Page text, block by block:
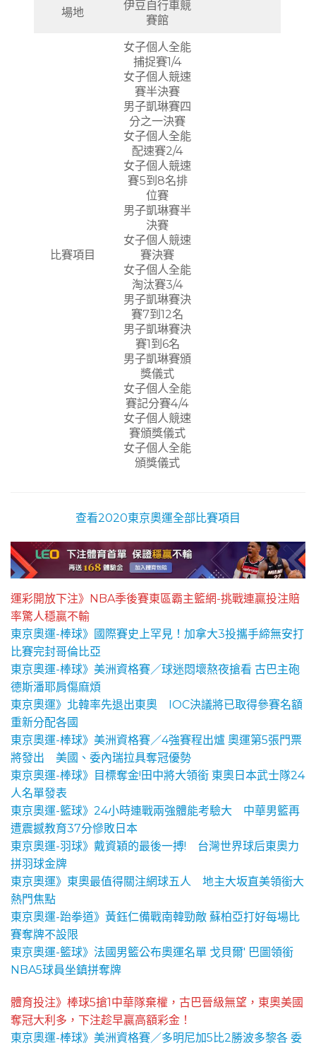
場地
伊豆自行車競
賽館
比賽項目
女子個人全能
捕捉賽1/4
女子個人競速
賽半決賽
男子凱琳賽四
分之一決賽
女子個人全能
配速賽2/4
女子個人競速
賽5到8名排
位賽
男子凱琳賽半
決賽
女子個人競速
賽決賽
女子個人全能
淘汰賽3/4
男子凱琳賽決
賽7到12名
男子凱琳賽決
賽1到6名
男子凱琳賽頒
獎儀式
女子個人全能
賽記分賽4/4
女子個人競速
賽頒獎儀式
女子個人全能
頒獎儀式
查看2020東京奧運全部比賽項目
運彩開放下注》NBA季後賽東區霸主籃網-挑戰連贏投注賠
率驚人穩贏不輸
東京奧運-棒球》國際賽史上罕見！加拿大3投攜手締無安打
比賽完封哥倫比亞
東京奧運-棒球》美洲資格賽／球迷悶壞熬夜搶看 古巴主砲
德斯潘耶肩傷麻煩
東京奧運》北韓率先退出東奧 IOC決議將已取得參賽名額
重新分配各國
東京奧運-棒球》美洲資格賽／4強賽程出爐 奧運第5張門票
將發出 美國、委內瑞拉具奪冠優勢
東京奧運-棒球》目標奪金!田中將大領銜 東奧日本武士隊24
人名單發表
東京奧運-籃球》24小時連戰兩強體能考驗大 中華男籃再
遭震撼教育37分慘敗日本
東京奧運-羽球》戴資穎的最後一搏! 台灣世界球后東奧力
拼羽球金牌
東京奧運》東奧最值得關注網球五人 地主大坂直美領銜大
熱門焦點
東京奧運-跆拳道》黃鈺仁備戰南韓勁敵 蘇柏亞打好每場比
賽奪牌不設限
東京奧運-籃球》法國男籃公布奧運名單 戈貝爾' 巴圖領銜
NBA5球員坐鎮拼奪牌
體育投注》棒球5搶1中華隊棄權，古巴晉級無望，東奧美國
奪冠大利多，下注趁早贏高額彩金！
東京奧運-棒球》美洲資格賽／多明尼加5比2勝波多黎各 委